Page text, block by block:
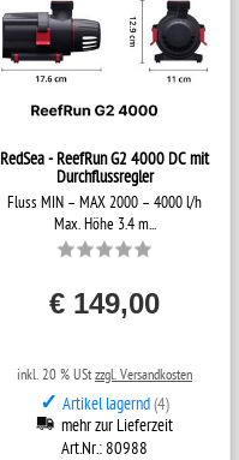
RedSea - ReefRun G2 4000 DC mit
Durchflussregler
Fluss MIN – MAX 2000 – 4000 l/h
Max. Höhe 3.4 m...
€ 149,00
inkl. 20 % USt zzgl. Versandkosten
✓ Artikel lagernd(4)
mehr zur Lieferzeit
Art.Nr.: 80988